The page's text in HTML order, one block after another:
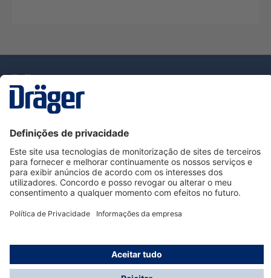
Serviço de Apoio ao Cliente Dräger
Utilização da loja
Informações
© Dräger Portugal, Lda, 2024
* Todos os preços excl. IVA mais